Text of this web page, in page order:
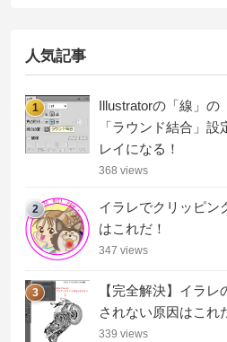
人気記事
1
Illustratorの「線」の
「ラウンド結合」
レイになる！
368 views
2
イラレでクリッピン
はこれだ！
347 views
3
【完全解決】イラ
されない原因はこれ
339 views